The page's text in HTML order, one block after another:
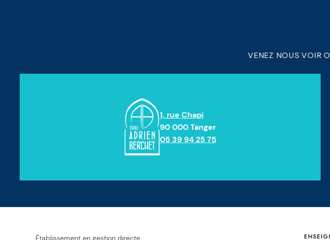
VENEZ NOUS VOIR
1, rue Chapi
90 000 Tanger
05 39 94 25 75
Établissement en gestion directe